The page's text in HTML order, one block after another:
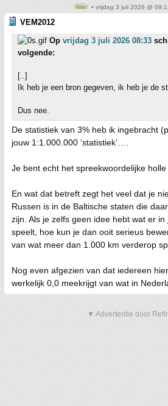
• vrijdag 3 juli 2026 @
VEM2012
Op vrijdag 3 juli 2026 08:33
volgende:
[..]
Ik heb je een bron gegeven, ik heb je de
Dus nee.
De statistiek van 3% heb ik ingebracht
jouw 1:1.000.000 ‘statistiek’….
Je bent echt het spreekwoordelijke
En wat dat betreft zegt het veel dat je
Russen is in de Baltische staten die
zijn. Als je zelfs geen idee hebt wat er
speelt, hoe kun je dan ooit serieus
van wat meer dan 1.000 km verderop
Nog even afgezien van dat iedereen
werkelijk 0,0 meekrijgt van wat in
▼ Advertentie door